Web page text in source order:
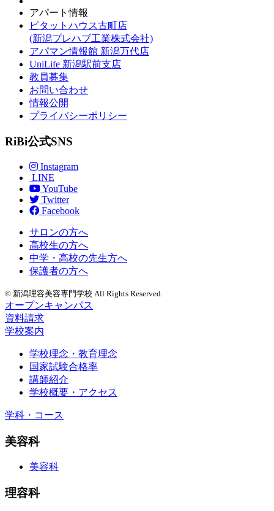
アパート情報
ピタットハウス古町店
(新潟プレハブ工業株式会社)
アパマン情報館 新潟万代店
UniLife 新潟駅前支店
教員募集
お問い合わせ
情報公開
プライバシーポリシー
RiBi公式SNS
Instagram
LINE
YouTube
Twitter
Facebook
サロンの方へ
高校生の方へ
中学・高校の先生方へ
保護者の方へ
© 新潟理容美容専門学校 All Rights Reserved.
オープンキャンパス
資料請求
学校案内
学校理念・教育理念
国家試験合格率
講師紹介
学校概要・アクセス
学科・コース
美容科
美容科
理容科